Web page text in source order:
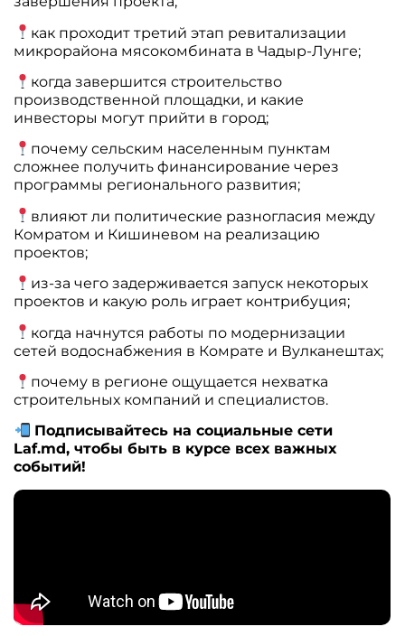
как проходит третий этап ревитализации
микрорайона мясокомбината в Чадыр-Лунге;
когда завершится строительство
производственной площадки, и какие
инвесторы могут прийти в город;
почему сельским населенным пунктам
сложнее получить финансирование через
программы регионального развития;
влияют ли политические разногласия между
Комратом и Кишиневом на реализацию
проектов;
из-за чего задерживается запуск некоторых
проектов и какую роль играет контрибуция;
когда начнутся работы по модернизации
сетей водоснабжения в Комрате и Вулканештах;
почему в регионе ощущается нехватка
строительных компаний и специалистов.
Подписывайтесь на социальные сети
Laf.md, чтобы быть в курсе всех важных
событий!